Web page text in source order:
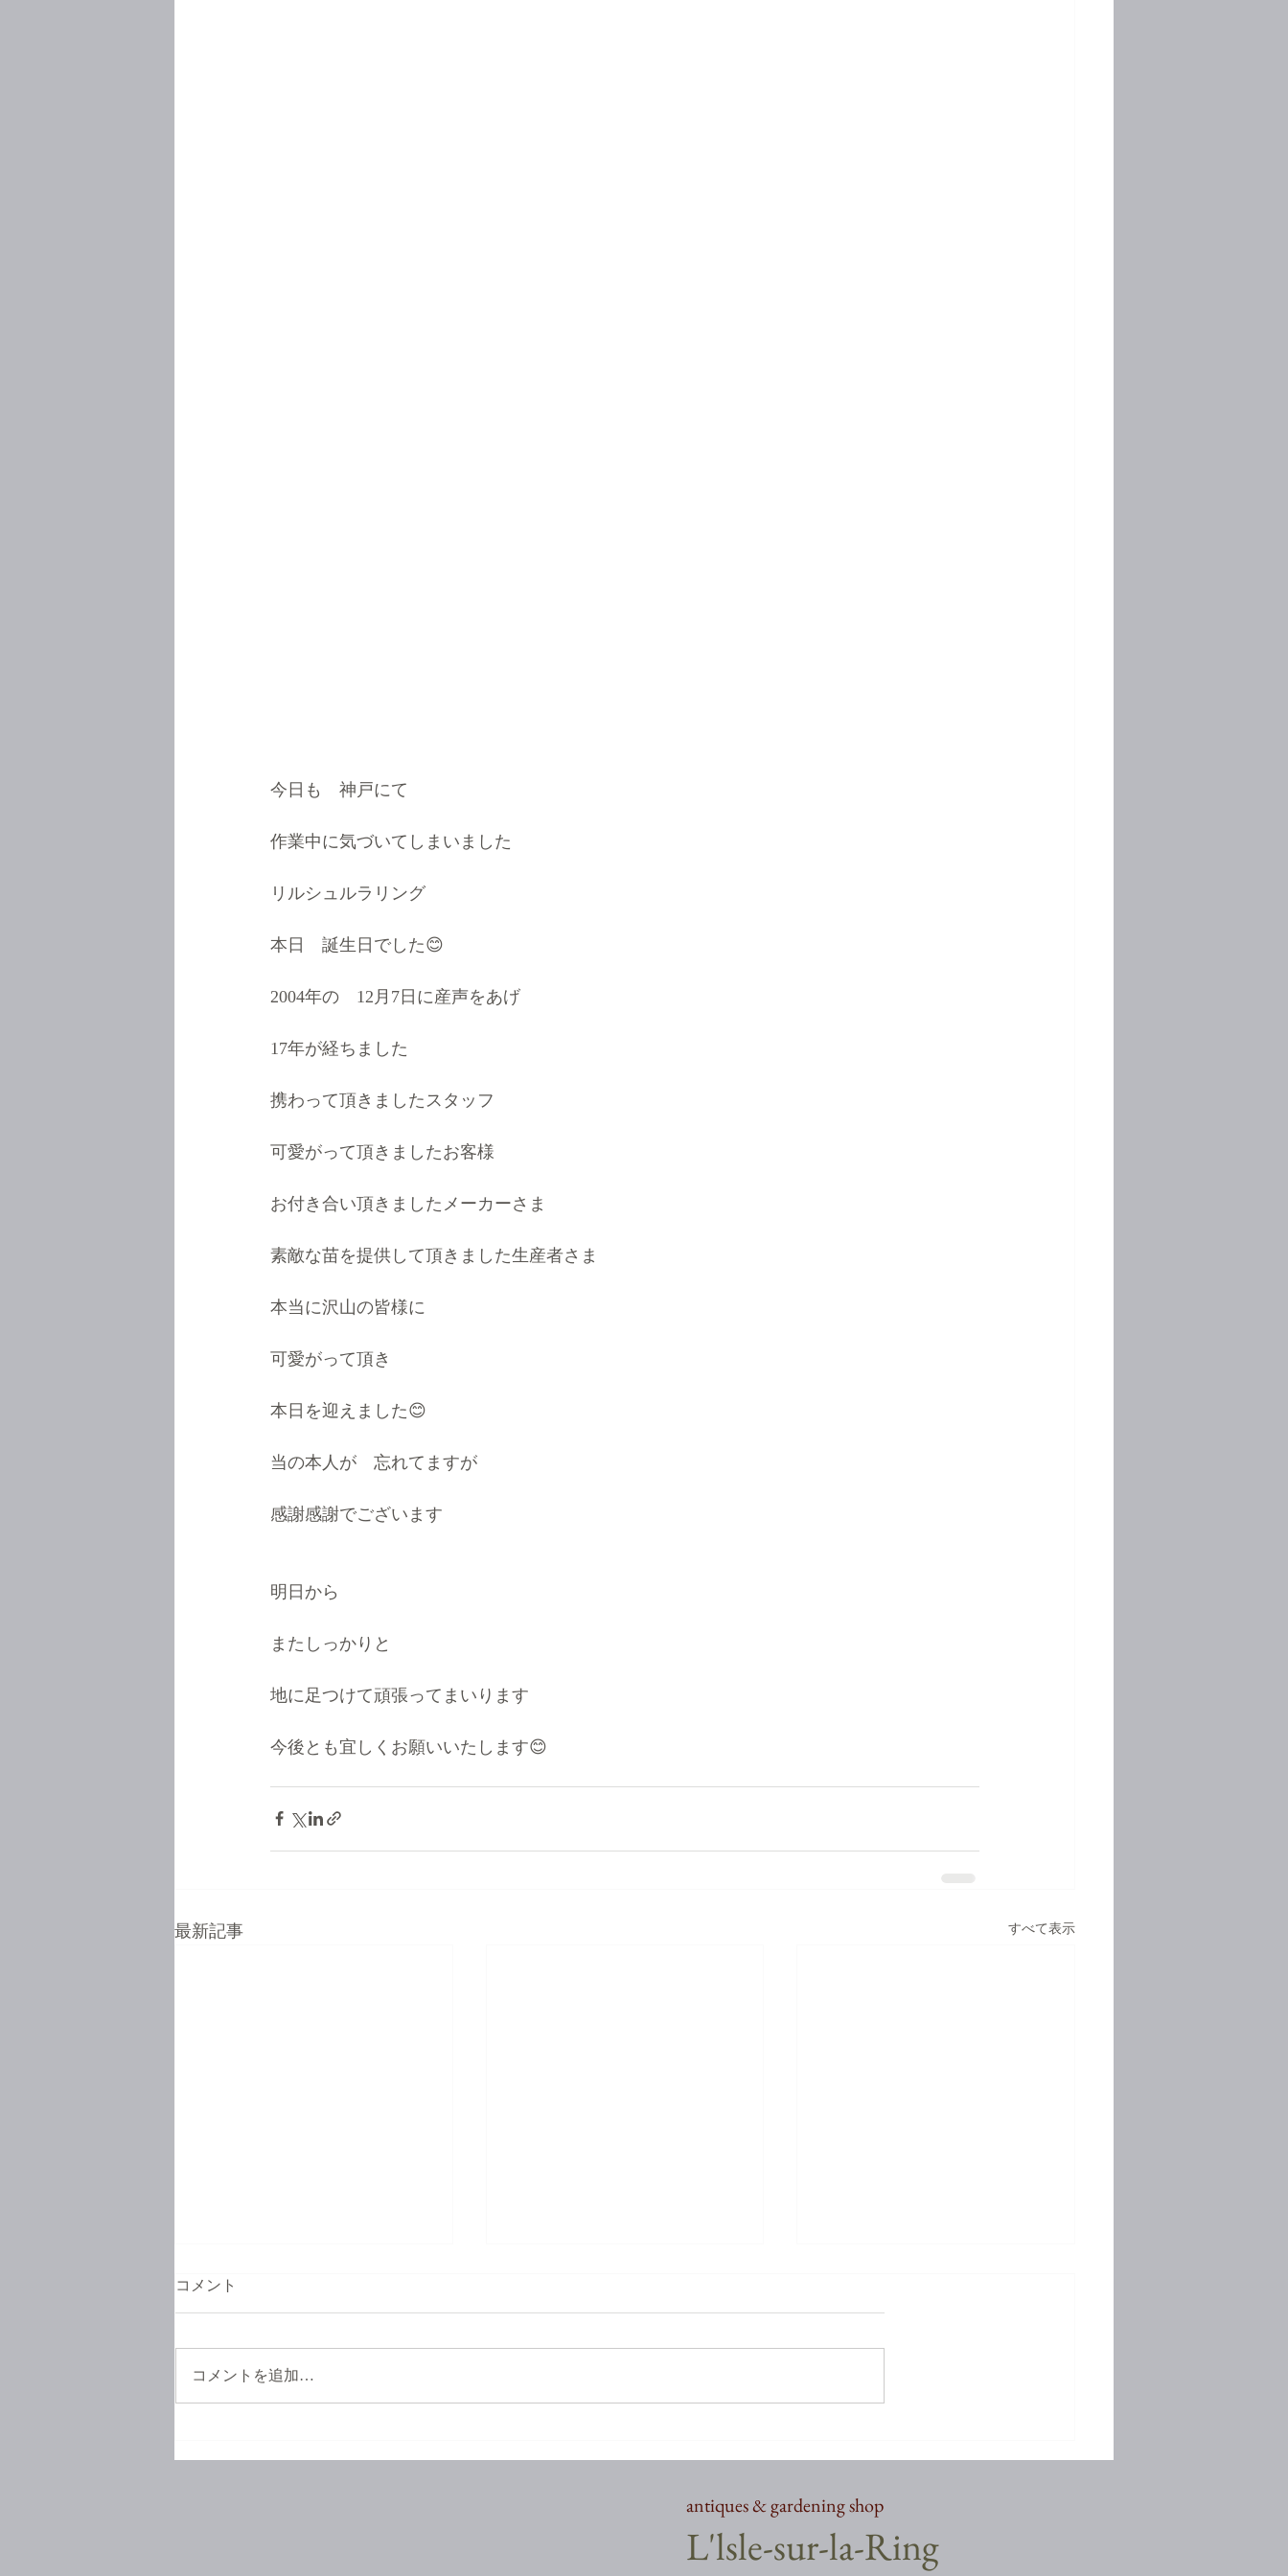
今日も　神戸にて
作業中に気づいてしまいました
リルシュルラリング
本日　誕生日でした😊
2004年の　12月7日に産声をあげ
17年が経ちました
携わって頂きましたスタッフ
可愛がって頂きましたお客様
お付き合い頂きましたメーカーさま
素敵な苗を提供して頂きました生産者さま
本当に沢山の皆様に
可愛がって頂き
本日を迎えました😊
当の本人が　忘れてますが
感謝感謝でございます
明日から
またしっかりと
地に足つけて頑張ってまいります
今後とも宜しくお願いいたします😊
最新記事 すべて表示
お待たせいたしました
コメント
コメントを追加…
antiques & gardening shop
​L'lsle-sur-la-Ring